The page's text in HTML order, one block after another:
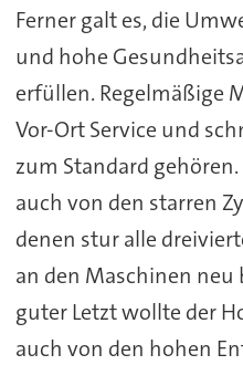
Ferner galt es, die
und hohe
erfüllen. Regelmäßige
Vor-Ort Service und
zum Standard
auch von den starren
denen stur alle
an den Maschinen
guter Letzt wollte der
auch von den hohen